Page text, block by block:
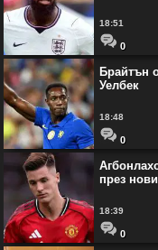
18:51
0
Брайтън
Уелбек
18:48
0
през
18:39
0